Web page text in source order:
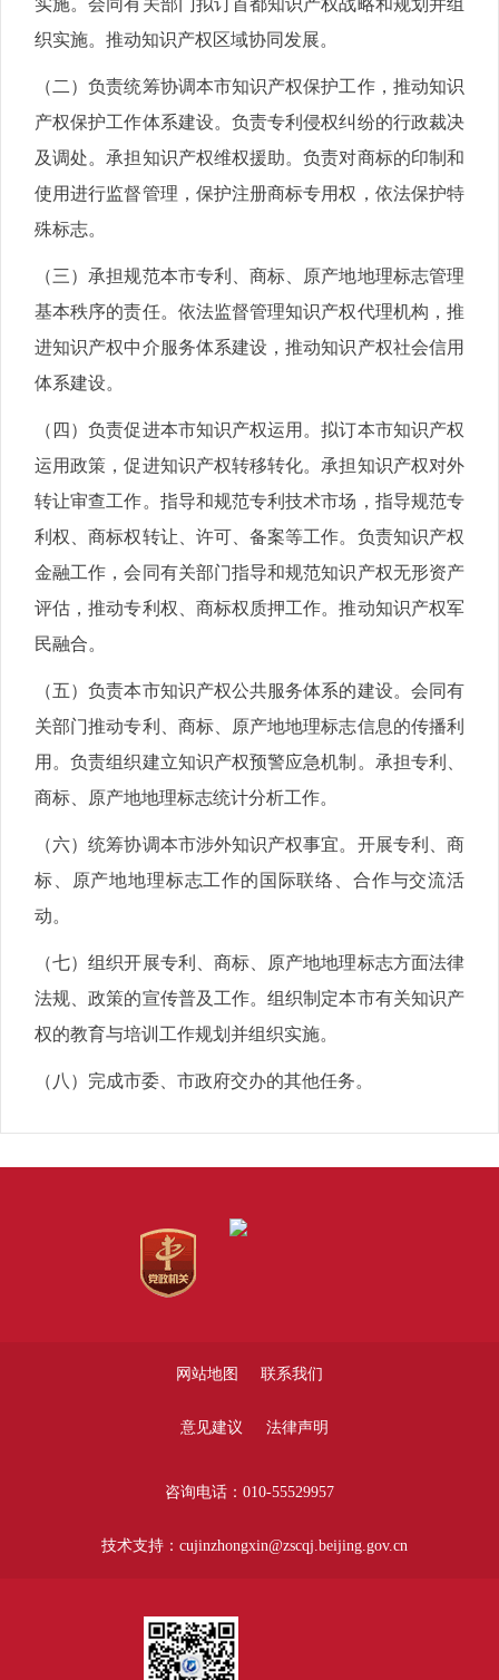
实施。会同有关部门拟订首都知识产权战略和规划并组
织实施。推动知识产权区域协同发展。
（二）负责统筹协调本市知识产权保护工作，推动知识
产权保护工作体系建设。负责专利侵权纠纷的行政裁决
及调处。承担知识产权维权援助。负责对商标的印制和
使用进行监督管理，保护注册商标专用权，依法保护特
殊标志。
（三）承担规范本市专利、商标、原产地地理标志管理
基本秩序的责任。依法监督管理知识产权代理机构，推
进知识产权中介服务体系建设，推动知识产权社会信用
体系建设。
（四）负责促进本市知识产权运用。拟订本市知识产权
运用政策，促进知识产权转移转化。承担知识产权对外
转让审查工作。指导和规范专利技术市场，指导规范专
利权、商标权转让、许可、备案等工作。负责知识产权
金融工作，会同有关部门指导和规范知识产权无形资产
评估，推动专利权、商标权质押工作。推动知识产权军
民融合。
（五）负责本市知识产权公共服务体系的建设。会同有
关部门推动专利、商标、原产地地理标志信息的传播利
用。负责组织建立知识产权预警应急机制。承担专利、
商标、原产地地理标志统计分析工作。
（六）统筹协调本市涉外知识产权事宜。开展专利、商
标、原产地地理标志工作的国际联络、合作与交流活
动。
（七）组织开展专利、商标、原产地地理标志方面法律
法规、政策的宣传普及工作。组织制定本市有关知识产
权的教育与培训工作规划并组织实施。
（八）完成市委、市政府交办的其他任务。
网站地图 联系我们
意见建议 法律声明
咨询电话：010-55529957
技术支持：cujinzhongxin@zscqj.beijing.gov.cn